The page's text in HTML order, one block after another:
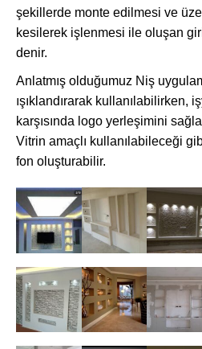
şekillerde monte edilmesi ve
kesilerek işlenmesi ile oluşan
denir.
Anlatmış olduğumuz Niş
ışıklandırarak kullanılabilirken,
karşısında logo yerleşimini
Vitrin amaçlı kullanılabileceği
fon oluşturabilir.